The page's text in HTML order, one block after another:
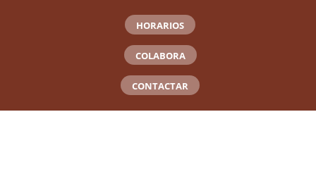
HORARIOS
COLABORA
CONTACTAR